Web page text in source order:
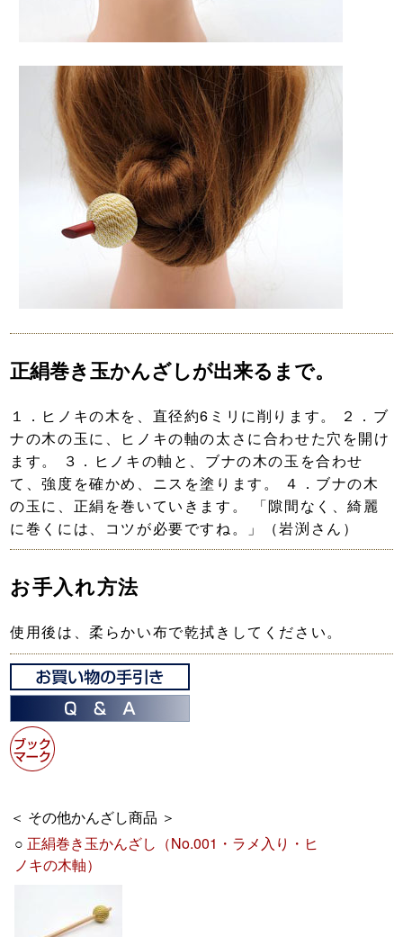
正絹巻き玉かんざしが出来るまで。
１．ヒノキの木を、直径約6ミリに削ります。 ２．ブ
ナの木の玉に、ヒノキの軸の太さに合わせた穴を開け
ます。 ３．ヒノキの軸と、ブナの木の玉を合わせ
て、強度を確かめ、ニスを塗ります。 ４．ブナの木
の玉に、正絹を巻いていきます。 「隙間なく、綺麗
に巻くには、コツが必要ですね。」（岩渕さん）
お手入れ方法
使用後は、柔らかい布で乾拭きしてください。
＜ その他かんざし商品 ＞
○ 正絹巻き玉かんざし（No.001・ラメ入り・ヒ
ノキの木軸）